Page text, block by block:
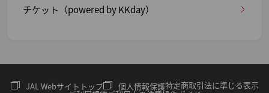
チケット（powered by KKday）
JAL Webサイトトップ 個人情報保護特定商取引法に準じる表示